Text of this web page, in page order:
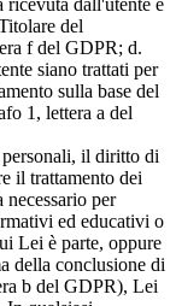
ricevuta dall'utente e
del
f del GDPR; d.
siano trattati per
sulla base del
1, lettera a del
il diritto di
il trattamento dei
per
ed educativi o
Lei è parte, oppure
della conclusione di
b del GDPR), Lei